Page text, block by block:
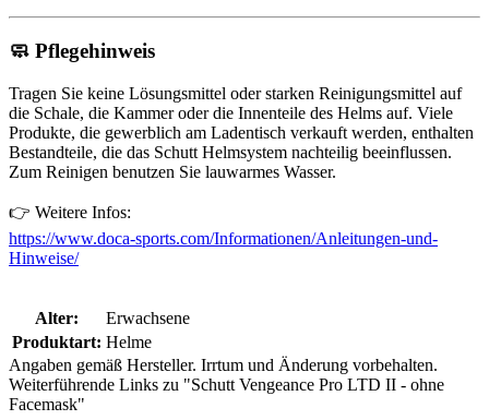
🧼 Pflegehinweis
Tragen Sie keine Lösungsmittel oder starken Reinigungsmittel auf
die Schale, die Kammer oder die Innenteile des Helms auf. Viele
Produkte, die gewerblich am Ladentisch verkauft werden, enthalten
Bestandteile, die das Schutt Helmsystem nachteilig beeinflussen.
Zum Reinigen benutzen Sie lauwarmes Wasser.
👉 Weitere Infos:
https://www.doca-sports.com/Informationen/Anleitungen-und-
Hinweise/
Alter:
Erwachsene
Produktart: Helme
Angaben gemäß Hersteller. Irrtum und Änderung vorbehalten.
Weiterführende Links zu "Schutt Vengeance Pro LTD II - ohne
Facemask"